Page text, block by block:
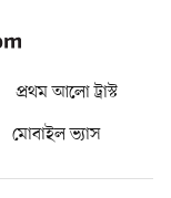
প্রথম আলো ট্রাস্ট
মোবাইল ভ্যাস